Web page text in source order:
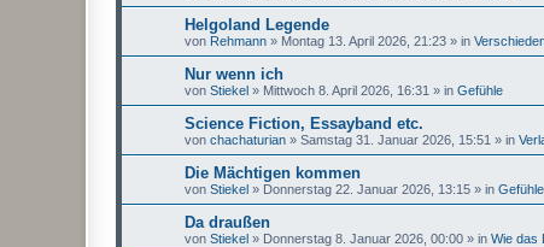
Helgoland Legende
von Rehmann » Montag 13. April 2026, 21:23 » in
Nur wenn ich
von Stiekel » Mittwoch 8. April 2026, 16:31 » in Gefühle
Science Fiction, Essayband etc.
von chachaturian » Samstag 31. Januar 2026, 15:51 » in
Die Mächtigen kommen
von Stiekel » Donnerstag 22. Januar 2026, 13:15 » in Gefühle
Da draußen
von Stiekel » Donnerstag 8. Januar 2026, 00:00 » in Wie das